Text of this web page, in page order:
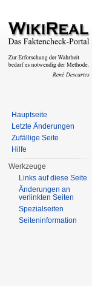
Hauptseite
Letzte Änderungen
Zufällige Seite
Hilfe
Werkzeuge
Links auf diese Seite
Änderungen an
verlinkten Seiten
Spezialseiten
Seiteninformation